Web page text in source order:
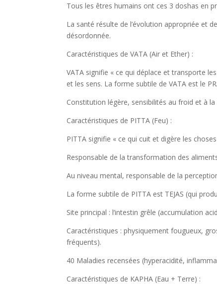
Tous les êtres humains ont ces 3 doshas en
La santé résulte de l’évolution appropriée et
désordonnée.
Caractéristiques de VATA (Air et Ether) :
VATA signifie « ce qui déplace et transporte
et les sens. La forme subtile de VATA est le
Constitution légère, sensibilités au froid et à
Caractéristiques de PITTA (Feu) :
PITTA signifie « ce qui cuit et digère les
Responsable de la transformation des
Au niveau mental, responsable de la
La forme subtile de PITTA est TEJAS (qui
Site principal : l’intestin grêle (accumulation
Caractéristiques : physiquement fougueux,
fréquents).
40 Maladies recensées (hyperacidité,
Caractéristiques de KAPHA (Eau + Terre) :